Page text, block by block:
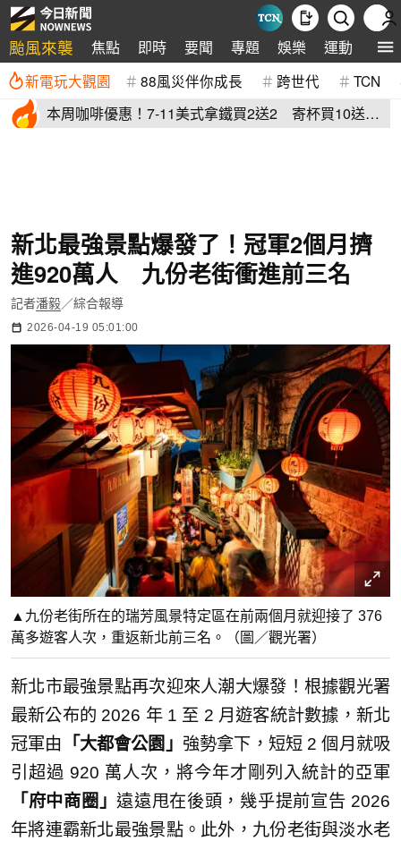
颱風來襲 焦點 即時 要聞 專題 娛樂 運動 全球
新電玩大觀園 88風災伴你成長 跨世代 TCN
本周咖啡優惠！7-11美式拿鐵買2送2 寄杯買10送
新北最強景點爆發了！冠軍2個月擠
進920萬人 九份老街衝進前三名
記者潘毅／綜合報導
2026-04-19 05:01:00
▲九份老街所在的瑞芳風景特定區在前兩個月就迎接了 376
萬多遊客人次，重返新北前三名。（圖／觀光署）
新北市最強景點再次迎來人潮大爆發！根據觀光署
最新公布的 2026 年 1 至 2 月遊客統計數據，新北
冠軍由
「大都會公園」 強勢拿下，短短 2 個月就吸
引超過 920 萬人次，將今年才剛列入統計的亞軍
「府中商圈」遠遠甩在後頭，幾乎提前宣告 2026
年將連霸新北最強景點。此外，九份老街與淡水老